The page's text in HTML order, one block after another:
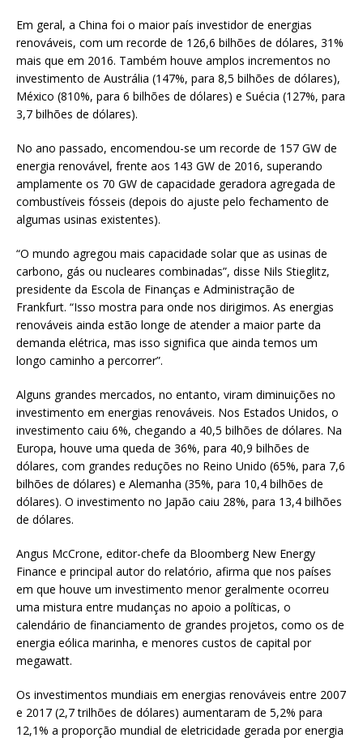
Em geral, a China foi o maior país investidor de energias
renováveis, com um recorde de 126,6 bilhões de dólares, 31%
mais que em 2016. Também houve amplos incrementos no
investimento de Austrália (147%, para 8,5 bilhões de dólares),
México (810%, para 6 bilhões de dólares) e Suécia (127%, para
3,7 bilhões de dólares).
No ano passado, encomendou-se um recorde de 157 GW de
energia renovável, frente aos 143 GW de 2016, superando
amplamente os 70 GW de capacidade geradora agregada de
combustíveis fósseis (depois do ajuste pelo fechamento de
algumas usinas existentes).
“O mundo agregou mais capacidade solar que as usinas de
carbono, gás ou nucleares combinadas”, disse Nils Stieglitz,
presidente da Escola de Finanças e Administração de
Frankfurt. “Isso mostra para onde nos dirigimos. As energias
renováveis ainda estão longe de atender a maior parte da
demanda elétrica, mas isso significa que ainda temos um
longo caminho a percorrer”.
Alguns grandes mercados, no entanto, viram diminuições no
investimento em energias renováveis. Nos Estados Unidos, o
investimento caiu 6%, chegando a 40,5 bilhões de dólares. Na
Europa, houve uma queda de 36%, para 40,9 bilhões de
dólares, com grandes reduções no Reino Unido (65%, para 7,6
bilhões de dólares) e Alemanha (35%, para 10,4 bilhões de
dólares). O investimento no Japão caiu 28%, para 13,4 bilhões
de dólares.
Angus McCrone, editor-chefe da Bloomberg New Energy
Finance e principal autor do relatório, afirma que nos países
em que houve um investimento menor geralmente ocorreu
uma mistura entre mudanças no apoio a políticas, o
calendário de financiamento de grandes projetos, como os de
energia eólica marinha, e menores custos de capital por
megawatt.
Os investimentos mundiais em energias renováveis entre 2007
e 2017 (2,7 trilhões de dólares) aumentaram de 5,2% para
12,1% a proporção mundial de eletricidade gerada por energia